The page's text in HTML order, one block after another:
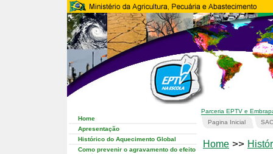
Home
Apresentação
Histórico do Aquecimento Global
Como prevenir o agravamento do efeito
Parceria EPTV e
Pagina Inicial
SAC
Home >>